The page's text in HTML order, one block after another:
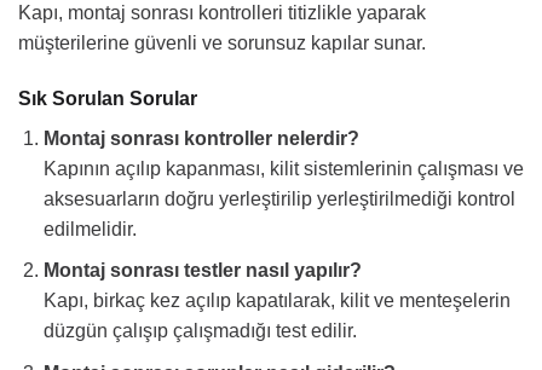
Kapı, montaj sonrası kontrolleri titizlikle yaparak
müşterilerine güvenli ve sorunsuz kapılar sunar.
Sık Sorulan Sorular
Montaj sonrası kontroller nelerdir?
Kapının açılıp kapanması, kilit sistemlerinin çalışması ve
aksesuarların doğru yerleştirilip yerleştirilmediği kontrol
edilmelidir.
Montaj sonrası testler nasıl yapılır?
Kapı, birkaç kez açılıp kapatılarak, kilit ve menteşelerin
düzgün çalışıp çalışmadığı test edilir.